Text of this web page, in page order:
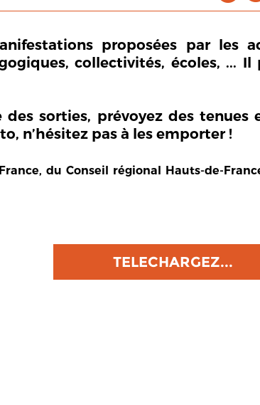
proposées par les
collectivités, écoles, ... Il
sorties, prévoyez des tenues
n’hésitez pas à les emporter !
du Conseil régional Hauts-de-
TELECHARGEZ...